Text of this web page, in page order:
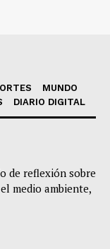
MUNDO
DIARIO DIGITAL
de reflexión sobre
medio ambiente,